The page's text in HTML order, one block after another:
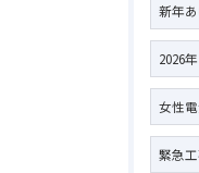
新年
2026年
女性
緊急